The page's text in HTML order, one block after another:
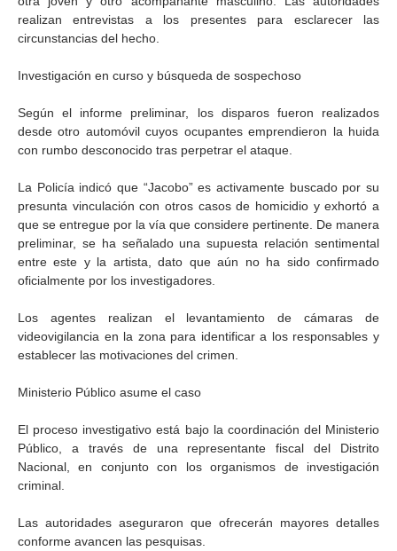
realizan entrevistas a los presentes para esclarecer las
circunstancias del hecho.
Investigación en curso y búsqueda de sospechoso
Según el informe preliminar, los disparos fueron realizados
desde otro automóvil cuyos ocupantes emprendieron la huida
con rumbo desconocido tras perpetrar el ataque.
La Policía indicó que “Jacobo” es activamente buscado por su
presunta vinculación con otros casos de homicidio y exhortó a
que se entregue por la vía que considere pertinente. De manera
preliminar, se ha señalado una supuesta relación sentimental
entre este y la artista, dato que aún no ha sido confirmado
oficialmente por los investigadores.
Los agentes realizan el levantamiento de cámaras de
videovigilancia en la zona para identificar a los responsables y
establecer las motivaciones del crimen.
Ministerio Público asume el caso
El proceso investigativo está bajo la coordinación del Ministerio
Público, a través de una representante fiscal del Distrito
Nacional, en conjunto con los organismos de investigación
criminal.
Las autoridades aseguraron que ofrecerán mayores detalles
conforme avancen las pesquisas.